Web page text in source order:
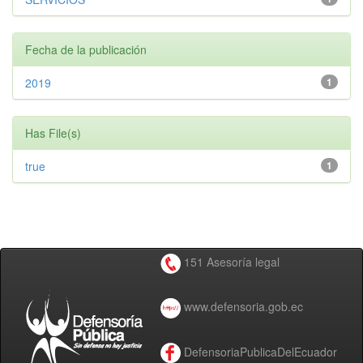
Fecha de la publicación
1
2019
Has File(s)
1
true
151 Asesoría legal
www.defensoria.gob.ec
DefensoriaPublicaDelEcuador